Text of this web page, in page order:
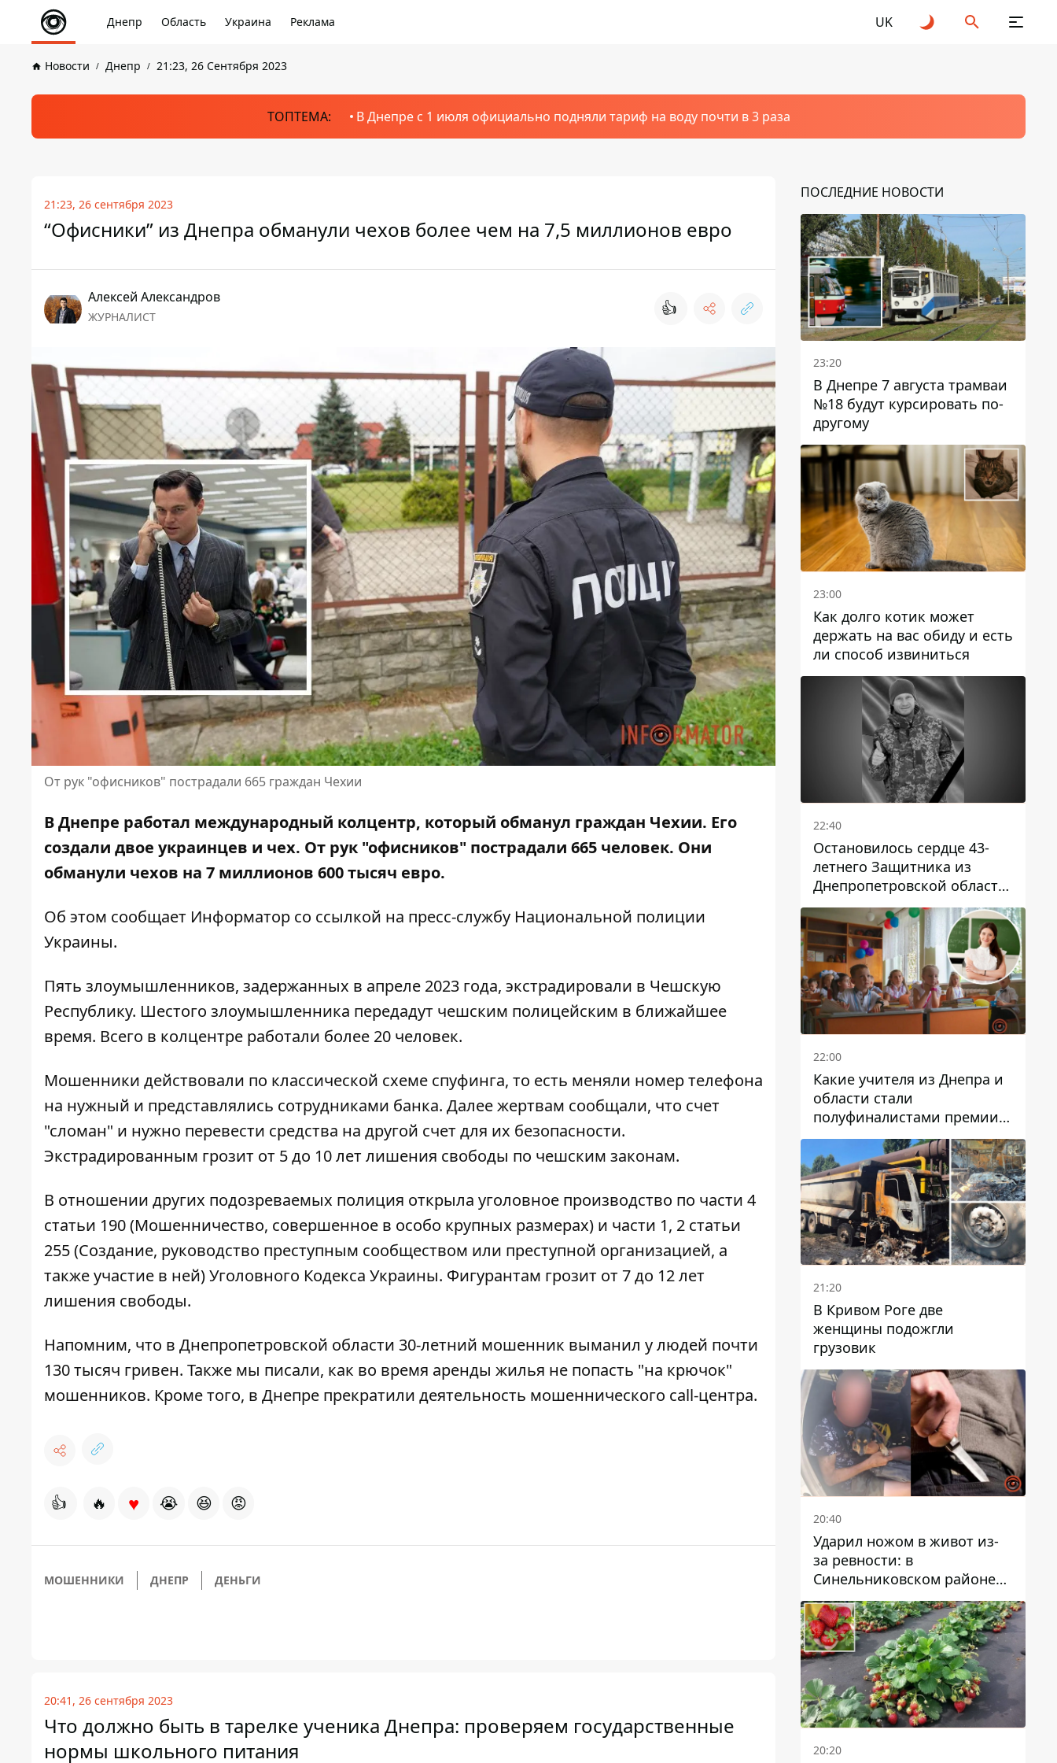
Днепр Область Украина Реклама UK
Новости Днепр 21:23, 26 Сентября 2023
ТОПТЕМА: В Днепре с 1 июля официально подняли тариф на воду почти в 3 раза
21:23, 26 сентября 2023
“Офисники” из Днепра обманули чехов более чем на 7,5 миллионов евро
Алексей Александров
ЖУРНАЛИСТ 👍
От рук "офисников" пострадали 665 граждан Чехии
В Днепре работал международный колцентр, который обманул граждан Чехии. Его
создали двое украинцев и чех. От рук "офисников" пострадали 665 человек. Они
обманули чехов на 7 миллионов 600 тысяч евро.
Об этом сообщает Информатор со ссылкой на пресс-службу Национальной полиции
Украины.
Пять злоумышленников, задержанных в апреле 2023 года, экстрадировали в Чешскую
Республику. Шестого злоумышленника передадут чешским полицейским в ближайшее
время. Всего в колцентре работали более 20 человек.
Мошенники действовали по классической схеме спуфинга, то есть меняли номер телефона
на нужный и представлялись сотрудниками банка. Далее жертвам сообщали, что счет
"сломан" и нужно перевести средства на другой счет для их безопасности.
Экстрадированным грозит от 5 до 10 лет лишения свободы по чешским законам.
В отношении других подозреваемых полиция открыла уголовное производство по части 4
статьи 190 (Мошенничество, совершенное в особо крупных размерах) и части 1, 2 статьи
255 (Создание, руководство преступным сообществом или преступной организацией, а
также участие в ней) Уголовного Кодекса Украины. Фигурантам грозит от 7 до 12 лет
лишения свободы.
Напомним, что в Днепропетровской области 30-летний мошенник выманил у людей почти
130 тысяч гривен. Также мы писали, как во время аренды жилья не попасть "на крючок"
мошенников. Кроме того, в Днепре прекратили деятельность мошеннического call-центра.
👍 🔥 ♥ 😭 😆 😡
МОШЕННИКИ ДНЕПР ДЕНЬГИ
20:41, 26 сентября 2023
Что должно быть в тарелке ученика Днепра: проверяем государственные
нормы школьного питания
ПОСЛЕДНИЕ НОВОСТИ
23:20
В Днепре 7 августа трамваи
№18 будут курсировать по-
другому
23:00
Как долго котик может
держать на вас обиду и есть
ли способ извиниться
22:40
Остановилось сердце 43-
летнего Защитника из
Днепропетровской области
Евгения Зинченко
22:00
Какие учителя из Днепра и
области стали
полуфиналистами премии
Global Teacher Prize Ukraine
2026
21:20
В Кривом Роге две
женщины подожгли
грузовик
20:40
Ударил ножом в живот из-
за ревности: в
Синельниковском районе
задержали 49-летнего
мужчину за убийство
20:20